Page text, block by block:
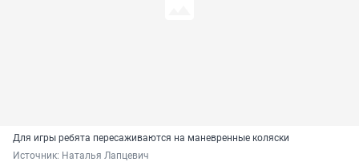
Для игры ребята пересаживаются на маневренные коляски
Источник: Наталья Лапцевич